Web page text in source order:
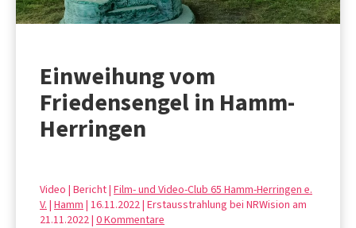
Einweihung vom
Friedensengel in Hamm-
Herringen
Video | Bericht | Film- und Video-Club 65 Hamm-Herringen e.
V. | Hamm | 16.11.2022 | Erstausstrahlung bei NRWision am
21.11.2022 | 0 Kommentare